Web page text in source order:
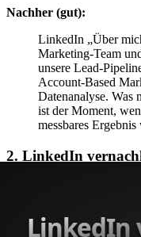
Nachher (gut):
LinkedIn „Über
Marketing-Team
unsere Lead-
Account-Based
Datenanalyse. Was
ist der Moment,
messbares
2. LinkedIn
bewirbst: Der Recruiter
oder veraltetes Profil